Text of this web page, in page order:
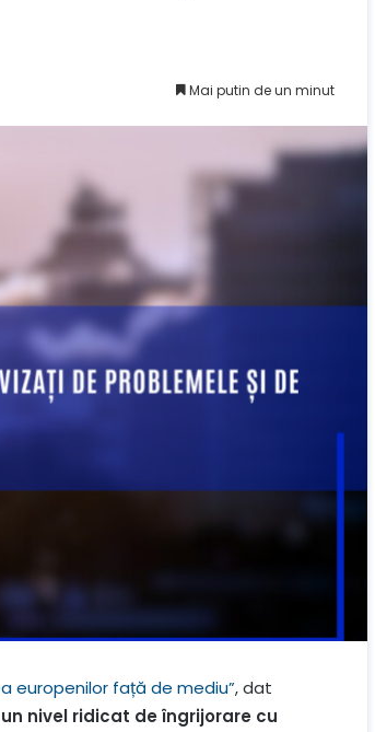
Mai putin de un minut
europenilor față de mediu”, dat
un nivel ridicat de îngrijorare cu